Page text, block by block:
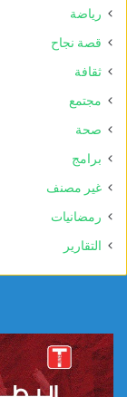
رياضة
قصة نجاح
ثقافة
مجتمع
صحة
برامج
غير مصنف
رمضانيات
التقارير